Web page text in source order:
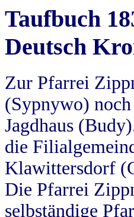
Taufbuch
Deutsch
Zur Pfarrei
(Sypnywo)
Jagdhaus
die
Klawittersdorf
Die Pfarrei
selbständige